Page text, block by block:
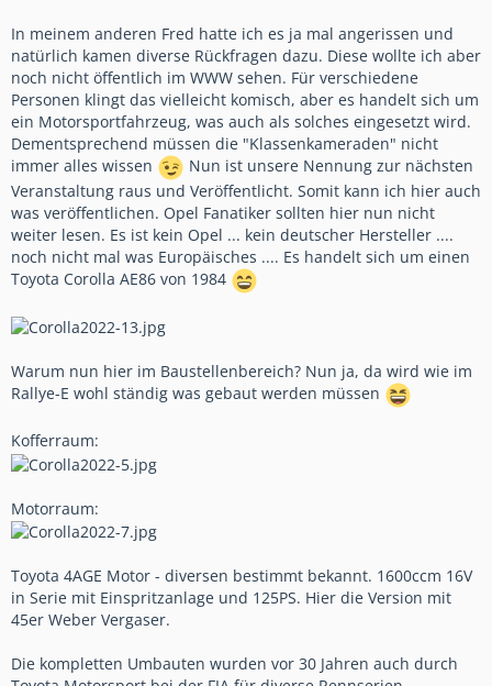
In meinem anderen Fred hatte ich es ja mal angerissen und
natürlich kamen diverse Rückfragen dazu. Diese wollte ich aber
noch nicht öffentlich im WWW sehen. Für verschiedene
Personen klingt das vielleicht komisch, aber es handelt sich um
ein Motorsportfahrzeug, was auch als solches eingesetzt wird.
Dementsprechend müssen die "Klassenkameraden" nicht
immer alles wissen
Nun ist unsere Nennung zur nächsten
Veranstaltung raus und Veröffentlicht. Somit kann ich hier auch
was veröffentlichen. Opel Fanatiker sollten hier nun nicht
weiter lesen. Es ist kein Opel ... kein deutscher Hersteller ....
noch nicht mal was Europäisches .... Es handelt sich um einen
Toyota Corolla AE86 von 1984
Warum nun hier im Baustellenbereich? Nun ja, da wird wie im
Rallye-E wohl ständig was gebaut werden müssen
Kofferraum:
Motorraum:
Toyota 4AGE Motor - diversen bestimmt bekannt. 1600ccm 16V
in Serie mit Einspritzanlage und 125PS. Hier die Version mit
45er Weber Vergaser.
Die kompletten Umbauten wurden vor 30 Jahren auch durch